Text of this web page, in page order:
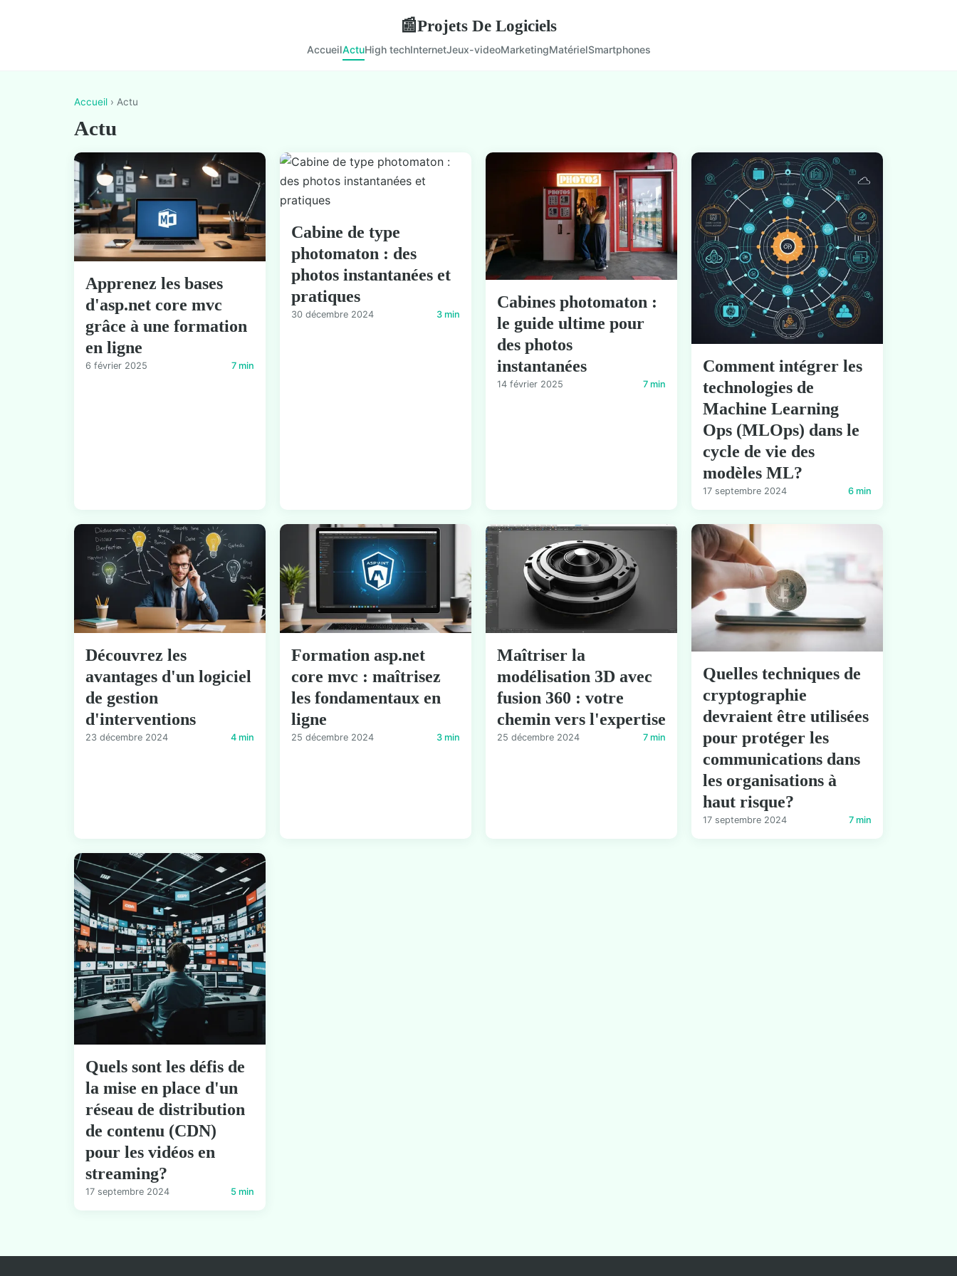
📰Projets De Logiciels
AccueilActuHigh techInternetJeux-videoMarketingMatérielSmartphones
Accueil › Actu
Actu
Apprenez les bases
d'asp.net core mvc
grâce à une formation
en ligne
6 février 2025 7 min
Cabine de type
photomaton : des
photos instantanées et
pratiques
30 décembre 2024 3 min
Cabines photomaton :
le guide ultime pour
des photos
instantanées
14 février 2025 7 min
Comment intégrer les
technologies de
Machine Learning
Ops (MLOps) dans le
cycle de vie des
modèles ML?
17 septembre 2024 6 min
Découvrez les
avantages d'un logiciel
de gestion
d'interventions
23 décembre 2024 4 min
Formation asp.net
core mvc : maîtrisez
les fondamentaux en
ligne
25 décembre 2024 3 min
Maîtriser la
modélisation 3D avec
fusion 360 : votre
chemin vers l'expertise
25 décembre 2024 7 min
Quelles techniques de
cryptographie
devraient être utilisées
pour protéger les
communications dans
les organisations à
haut risque?
17 septembre 2024 7 min
Quels sont les défis de
la mise en place d'un
réseau de distribution
de contenu (CDN)
pour les vidéos en
streaming?
17 septembre 2024 5 min